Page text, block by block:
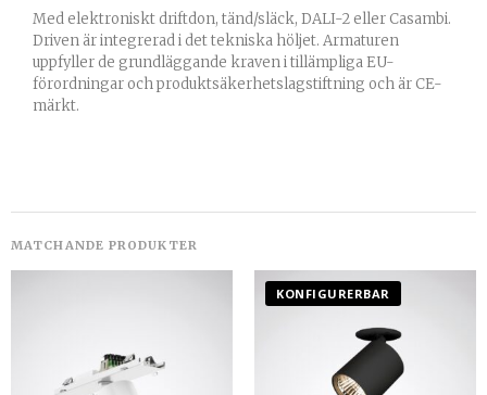
Med elektroniskt driftdon, tänd/släck, DALI-2 eller Casambi.
Driven är integrerad i det tekniska höljet. Armaturen
uppfyller de grundläggande kraven i tillämpliga EU-
förordningar och produktsäkerhetslagstiftning och är CE-
märkt.
KONFIGURERBAR